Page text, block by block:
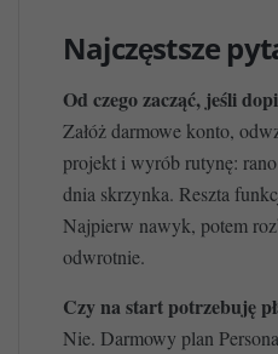
Najczęstsze
Od czego zacząć, jeśli
Załóż darmowe konto,
projekt i wyrób rutynę:
dnia skrzynka. Reszta
Najpierw nawyk, potem
odwrotnie.
Czy na start potrzebuję
Nie. Darmowy plan